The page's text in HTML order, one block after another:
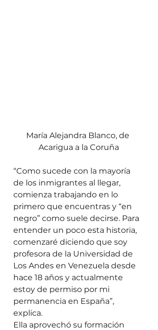
María Alejandra Blanco, de
Acarigua a la Coruña
“Como sucede con la mayoría
de los inmigrantes al llegar,
comienza trabajando en lo
primero que encuentras y “en
negro” como suele decirse. Para
entender un poco esta historia,
comenzaré diciendo que soy
profesora de la Universidad de
Los Andes en Venezuela desde
hace 18 años y actualmente
estoy de permiso por mi
permanencia en España”,
explica.
Ella aprovechó su formación